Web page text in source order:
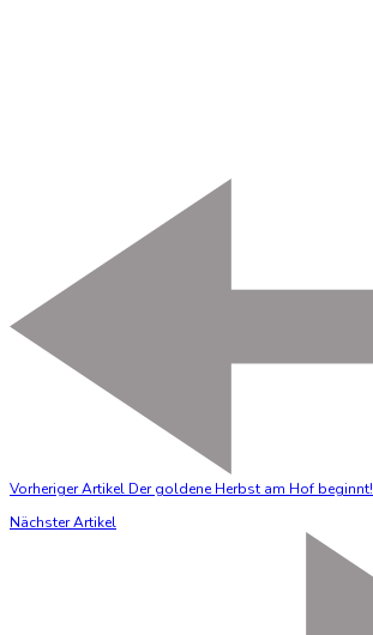
Vorheriger Artikel Der goldene Herbst am Hof beginnt!
Nächster Artikel